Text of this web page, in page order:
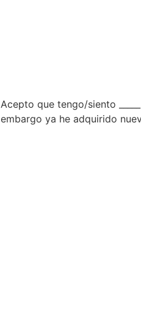
Acepto que tengo/siento
embargo ya he adquirido